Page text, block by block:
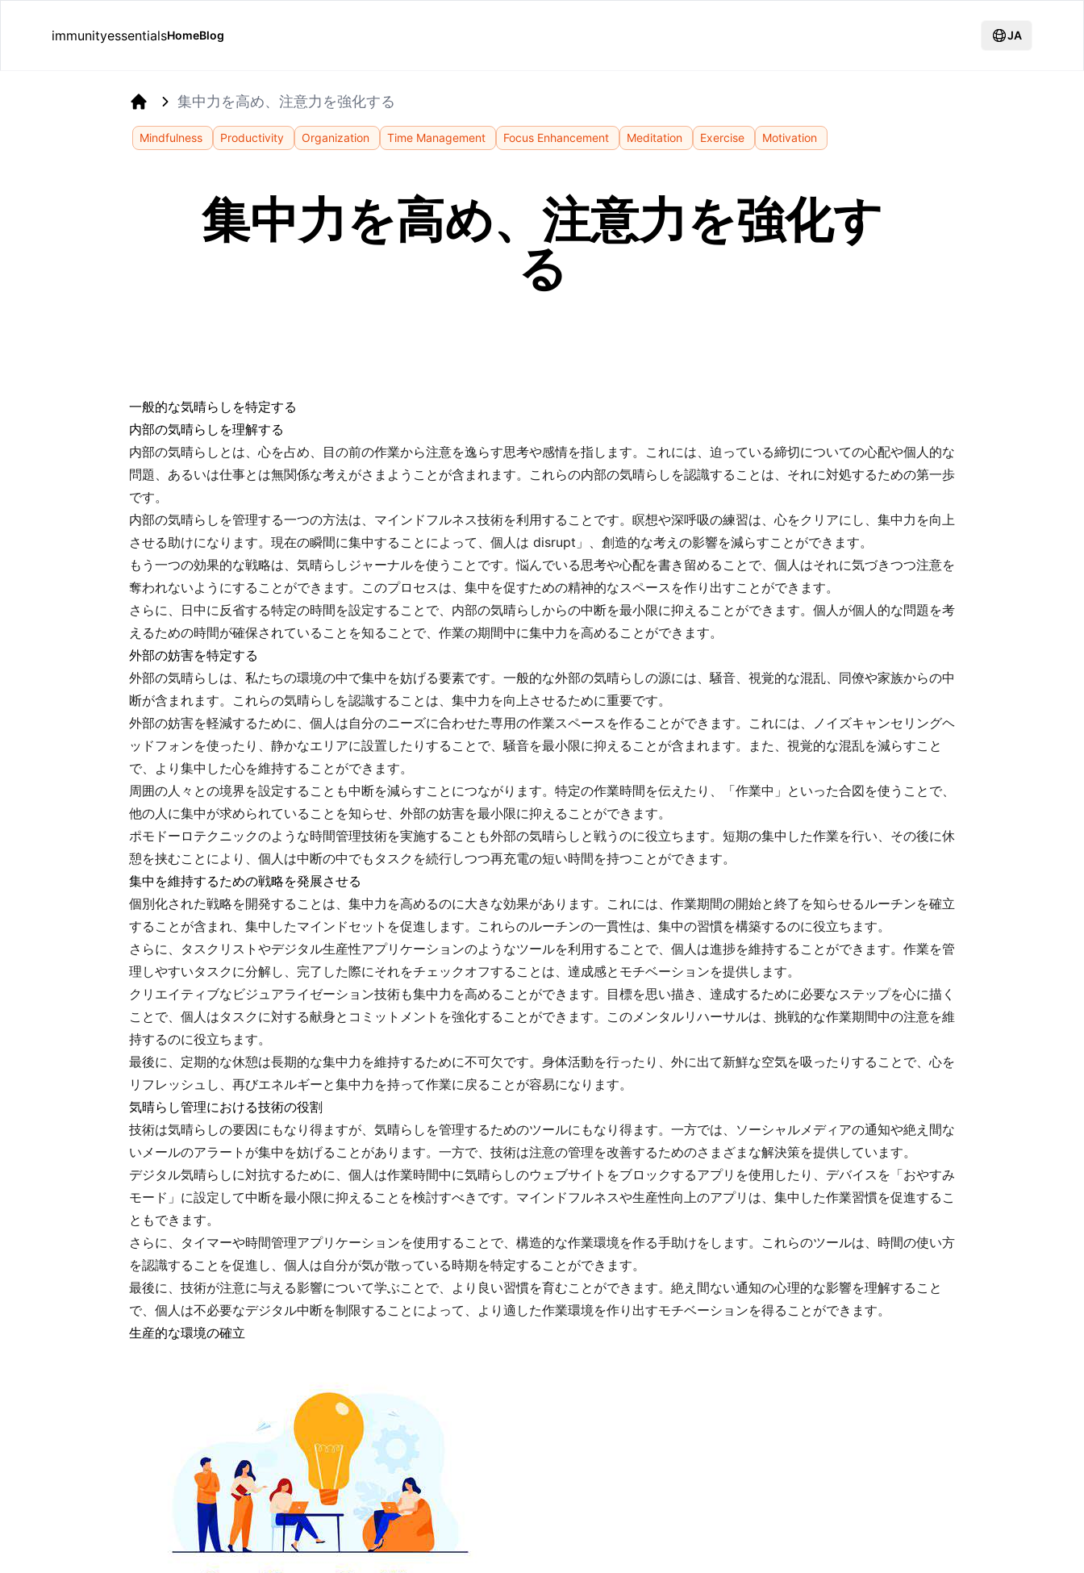
immunityessentialsHomeBlog JA
集中力を高め、注意力を強化する
Mindfulness Productivity Organization Time Management Focus Enhancement Meditation Exercise Motivation
集中力を高め、注意力を強化す
る
一般的な気晴らしを特定する
内部の気晴らしを理解する
内部の気晴らしとは、心を占め、目の前の作業から注意を逸らす思考や感情を指します。これには、迫っている締切についての心配や個人的な
問題、あるいは仕事とは無関係な考えがさまようことが含まれます。これらの内部の気晴らしを認識することは、それに対処するための第一歩
です。
内部の気晴らしを管理する一つの方法は、マインドフルネス技術を利用することです。瞑想や深呼吸の練習は、心をクリアにし、集中力を向上
させる助けになります。現在の瞬間に集中することによって、個人は disrupt」、創造的な考えの影響を減らすことができます。
もう一つの効果的な戦略は、気晴らしジャーナルを使うことです。悩んでいる思考や心配を書き留めることで、個人はそれに気づきつつ注意を
奪われないようにすることができます。このプロセスは、集中を促すための精神的なスペースを作り出すことができます。
さらに、日中に反省する特定の時間を設定することで、内部の気晴らしからの中断を最小限に抑えることができます。個人が個人的な問題を考
えるための時間が確保されていることを知ることで、作業の期間中に集中力を高めることができます。
外部の妨害を特定する
外部の気晴らしは、私たちの環境の中で集中を妨げる要素です。一般的な外部の気晴らしの源には、騒音、視覚的な混乱、同僚や家族からの中
断が含まれます。これらの気晴らしを認識することは、集中力を向上させるために重要です。
外部の妨害を軽減するために、個人は自分のニーズに合わせた専用の作業スペースを作ることができます。これには、ノイズキャンセリングヘ
ッドフォンを使ったり、静かなエリアに設置したりすることで、騒音を最小限に抑えることが含まれます。また、視覚的な混乱を減らすこと
で、より集中した心を維持することができます。
周囲の人々との境界を設定することも中断を減らすことにつながります。特定の作業時間を伝えたり、「作業中」といった合図を使うことで、
他の人に集中が求められていることを知らせ、外部の妨害を最小限に抑えることができます。
ポモドーロテクニックのような時間管理技術を実施することも外部の気晴らしと戦うのに役立ちます。短期の集中した作業を行い、その後に休
憩を挟むことにより、個人は中断の中でもタスクを続行しつつ再充電の短い時間を持つことができます。
集中を維持するための戦略を発展させる
個別化された戦略を開発することは、集中力を高めるのに大きな効果があります。これには、作業期間の開始と終了を知らせるルーチンを確立
することが含まれ、集中したマインドセットを促進します。これらのルーチンの一貫性は、集中の習慣を構築するのに役立ちます。
さらに、タスクリストやデジタル生産性アプリケーションのようなツールを利用することで、個人は進捗を維持することができます。作業を管
理しやすいタスクに分解し、完了した際にそれをチェックオフすることは、達成感とモチベーションを提供します。
クリエイティブなビジュアライゼーション技術も集中力を高めることができます。目標を思い描き、達成するために必要なステップを心に描く
ことで、個人はタスクに対する献身とコミットメントを強化することができます。このメンタルリハーサルは、挑戦的な作業期間中の注意を維
持するのに役立ちます。
最後に、定期的な休憩は長期的な集中力を維持するために不可欠です。身体活動を行ったり、外に出て新鮮な空気を吸ったりすることで、心を
リフレッシュし、再びエネルギーと集中力を持って作業に戻ることが容易になります。
気晴らし管理における技術の役割
技術は気晴らしの要因にもなり得ますが、気晴らしを管理するためのツールにもなり得ます。一方では、ソーシャルメディアの通知や絶え間な
いメールのアラートが集中を妨げることがあります。一方で、技術は注意の管理を改善するためのさまざまな解決策を提供しています。
デジタル気晴らしに対抗するために、個人は作業時間中に気晴らしのウェブサイトをブロックするアプリを使用したり、デバイスを「おやすみ
モード」に設定して中断を最小限に抑えることを検討すべきです。マインドフルネスや生産性向上のアプリは、集中した作業習慣を促進するこ
ともできます。
さらに、タイマーや時間管理アプリケーションを使用することで、構造的な作業環境を作る手助けをします。これらのツールは、時間の使い方
を認識することを促進し、個人は自分が気が散っている時期を特定することができます。
最後に、技術が注意に与える影響について学ぶことで、より良い習慣を育むことができます。絶え間ない通知の心理的な影響を理解すること
で、個人は不必要なデジタル中断を制限することによって、より適した作業環境を作り出すモチベーションを得ることができます。
生産的な環境の確立